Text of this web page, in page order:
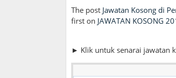
The post Jawatan Kosong di
first on JAWATAN KOSONG
► Klik untuk senarai jawatan